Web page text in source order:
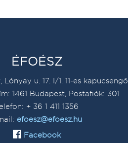
ÉFOÉSZ
u. 17. I/1. 11-es kapucsengő
1461 Budapest, Postafiók: 301
+ 36 1 411 1356
efoesz@efoesz.hu
Facebook